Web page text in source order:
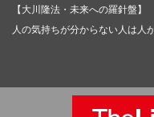
【大川隆法・未来への羅針盤】
人の気持ちが分からない人は人